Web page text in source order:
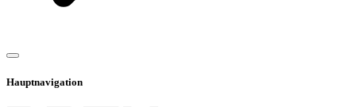
Hauptnavigation